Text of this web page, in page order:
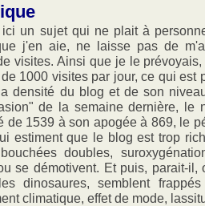
ici un sujet qui ne plait à
j'en aie, ne laisse pas de
visites. Ainsi que je le
1000 visites par jour, ce qui est
densité du blog et de son
de la semaine dernière, le
de 1539 à son apogée à 869, le
estiment que le blog est trop
doubles,
se démotivent. Et puis, parait-
dinosaures, semblent
climatique, effet de mode,